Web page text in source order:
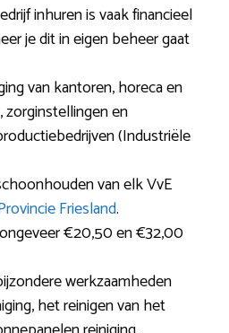
inhuren is vaak financieel
je dit in eigen beheer gaat
van kantoren, horeca en
en
(Industriële
van elk VvE
Friesland.
€20,50 en €32,00
werkzaamheden
het reinigen van het